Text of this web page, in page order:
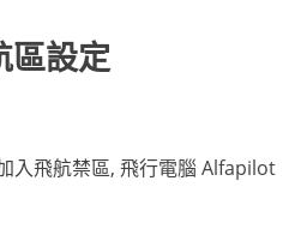
區設定
入飛航禁區, 飛行電腦 Alfapilot